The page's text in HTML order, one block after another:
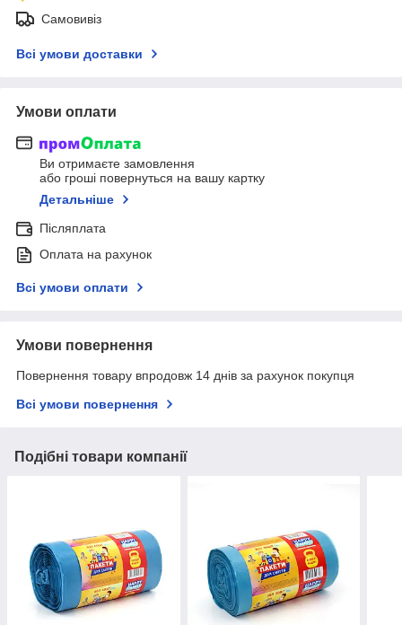
Самовивіз
Всі умови доставки
Умови оплати
Ви отримаєте замовлення
або гроші повернуться на вашу картку
Детальніше
Післяплата
Оплата на рахунок
Всі умови оплати
Умови повернення
Повернення товару впродовж 14 днів за рахунок покупця
Всі умови повернення
Подібні товари компанії